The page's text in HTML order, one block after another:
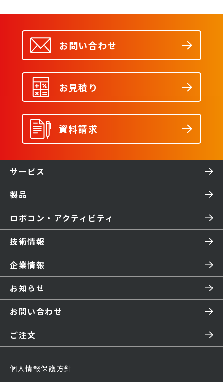
お問い合わせ
お見積り
資料請求
サービス
製品
ロボコン・アクティビティ
技術情報
企業情報
お知らせ
お問い合わせ
ご注文
個人情報保護方針